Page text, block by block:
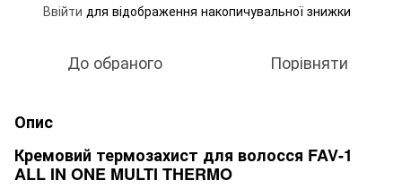
Ввійти для відображення накопичувальної знижки
До обраного Порівняти
Опис
Кремовий термозахист для волосся FAV-1
ALL IN ONE MULTI THERMO